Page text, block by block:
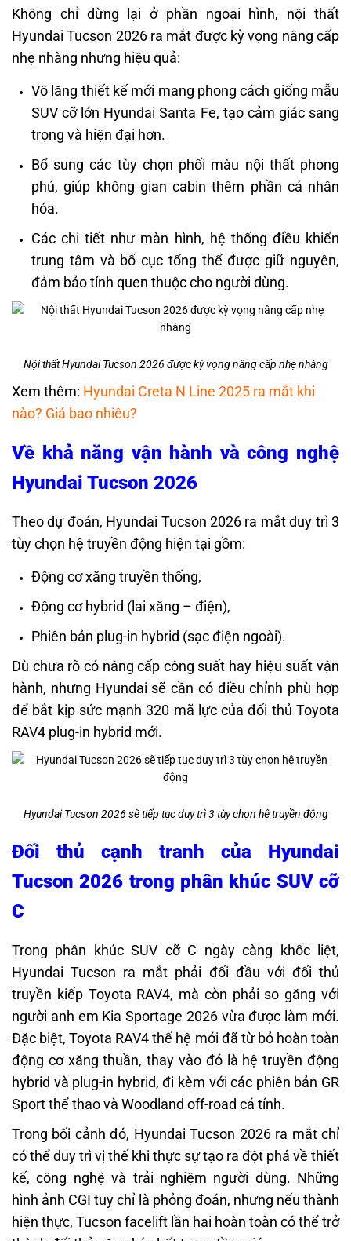
Không chỉ dừng lại ở phần ngoại hình, nội thất
Hyundai Tucson 2026 ra mắt được kỳ vọng nâng cấp
nhẹ nhàng nhưng hiệu quả:
Vô lăng thiết kế mới mang phong cách giống mẫu
SUV cỡ lớn Hyundai Santa Fe, tạo cảm giác sang
trọng và hiện đại hơn.
Bổ sung các tùy chọn phối màu nội thất phong
phú, giúp không gian cabin thêm phần cá nhân
hóa.
Các chi tiết như màn hình, hệ thống điều khiển
trung tâm và bố cục tổng thể được giữ nguyên,
đảm bảo tính quen thuộc cho người dùng.
Nội thất Hyundai Tucson 2026 được kỳ vọng nâng cấp nhẹ nhàng
Xem thêm: Hyundai Creta N Line 2025 ra mắt khi
nào? Giá bao nhiêu?
Về khả năng vận hành và công nghệ
Hyundai Tucson 2026
Theo dự đoán, Hyundai Tucson 2026 ra mắt duy trì 3
tùy chọn hệ truyền động hiện tại gồm:
Động cơ xăng truyền thống,
Động cơ hybrid (lai xăng – điện),
Phiên bản plug-in hybrid (sạc điện ngoài).
Dù chưa rõ có nâng cấp công suất hay hiệu suất vận
hành, nhưng Hyundai sẽ cần có điều chỉnh phù hợp
để bắt kịp sức mạnh 320 mã lực của đối thủ Toyota
RAV4 plug-in hybrid mới.
Hyundai Tucson 2026 sẽ tiếp tục duy trì 3 tùy chọn hệ truyền động
Đối thủ cạnh tranh của Hyundai
Tucson 2026 trong phân khúc SUV cỡ
C
Trong phân khúc SUV cỡ C ngày càng khốc liệt,
Hyundai Tucson ra mắt phải đối đầu với đối thủ
truyền kiếp Toyota RAV4, mà còn phải so găng với
người anh em Kia Sportage 2026 vừa được làm mới.
Đặc biệt, Toyota RAV4 thế hệ mới đã từ bỏ hoàn toàn
động cơ xăng thuần, thay vào đó là hệ truyền động
hybrid và plug-in hybrid, đi kèm với các phiên bản GR
Sport thể thao và Woodland off-road cá tính.
Trong bối cảnh đó, Hyundai Tucson 2026 ra mắt chỉ
có thể duy trì vị thế khi thực sự tạo ra đột phá về thiết
kế, công nghệ và trải nghiệm người dùng. Những
hình ảnh CGI tuy chỉ là phỏng đoán, nhưng nếu thành
hiện thực, Tucson facelift lần hai hoàn toàn có thể trở